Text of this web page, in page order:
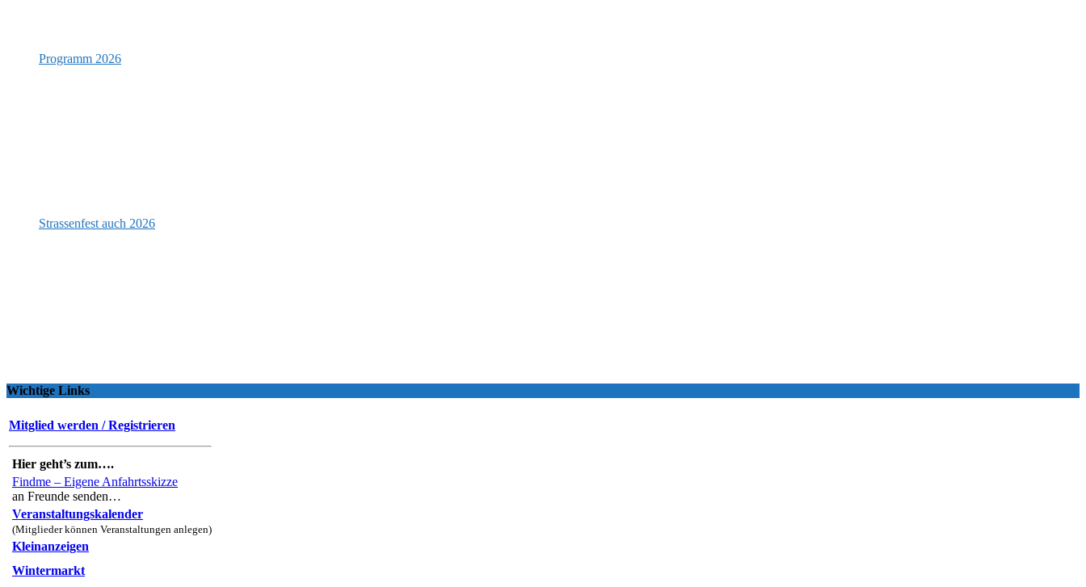
Programm 2026
Strassenfest auch 2026
Wichtige Links
Mitglied werden / Registrieren
Hier geht’s zum….
Findme – Eigene Anfahrtsskizze
an Freunde senden…
Veranstaltungskalender
(Mitglieder können Veranstaltungen anlegen)
Kleinanzeigen
Wintermarkt